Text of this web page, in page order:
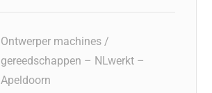
Ontwerper machines /
gereedschappen – NLwerkt –
Apeldoorn